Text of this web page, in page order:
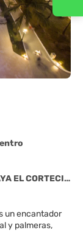
33126
un encantador
y palmeras,